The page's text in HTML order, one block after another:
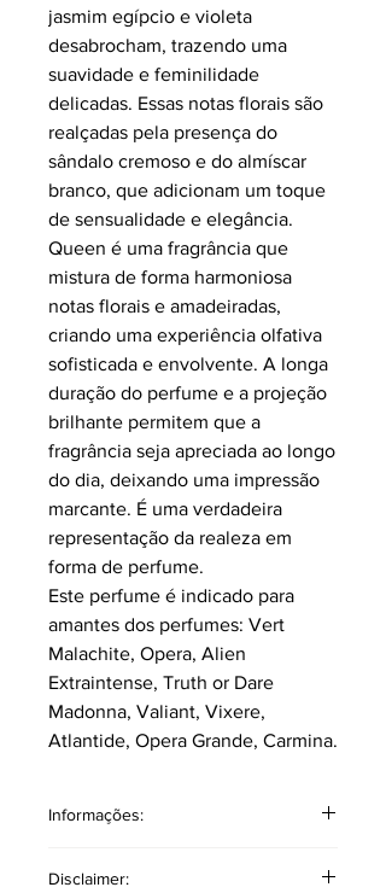
jasmim egípcio e violeta
desabrocham, trazendo uma
suavidade e feminilidade
delicadas. Essas notas florais são
realçadas pela presença do
sândalo cremoso e do almíscar
branco, que adicionam um toque
de sensualidade e elegância.
Queen é uma fragrância que
mistura de forma harmoniosa
notas florais e amadeiradas,
criando uma experiência olfativa
sofisticada e envolvente. A longa
duração do perfume e a projeção
brilhante permitem que a
fragrância seja apreciada ao longo
do dia, deixando uma impressão
marcante. É uma verdadeira
representação da realeza em
forma de perfume.
Este perfume é indicado para
amantes dos perfumes: Vert
Malachite, Opera, Alien
Extraintense, Truth or Dare
Madonna, Valiant, Vixere,
Atlantide, Opera Grande, Carmina.
Informações:
Pirâmide Olfativa
Disclaimer: